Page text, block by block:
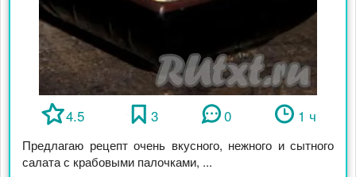
4.5 3 0 1 ч
Предлагаю рецепт очень вкусного, нежного и сытного
салата с крабовыми палочками, ...